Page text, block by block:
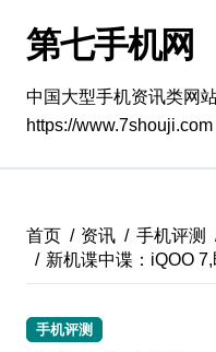
第七手机网
中国大型手机资讯类网站
https://www.7shouji.com
首页 资讯 手机评测
新机谍中谍：iQOO
手机评测